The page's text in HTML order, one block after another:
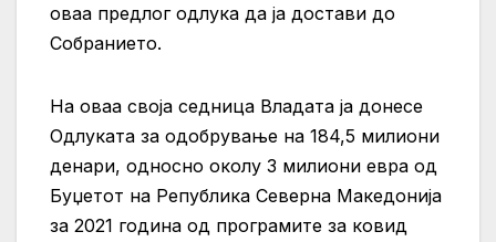
оваа предлог одлука да ја достави до
Собранието.
На оваа своја седница Владата ја донесе
Одлуката за одобрување на 184,5 милиони
денари, односно околу 3 милиони евра од
Буџетот на Република Северна Македонија
за 2021 година од програмите за ковид